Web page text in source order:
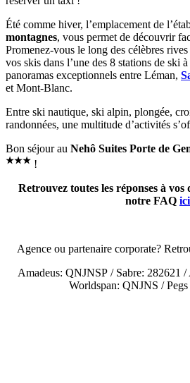
Été comme hiver, l’emplacement de
montagnes, vous permet de découvrir
Promenez-vous le long des célèbres rives
vos skis dans l’une des 8 stations de ski
panoramas exceptionnels entre Léman,
et Mont-Blanc.
Entre ski nautique, ski alpin, plongée,
randonnées, une multitude d’activités
Bon séjour au Nehô Suites Porte de
★★★ !
Retrouvez toutes les réponses à
notre FAQ ici
Agence ou partenaire corporate?
Amadeus: QNJNSP / Sabre: 282621
Worldspan: QNJNS /